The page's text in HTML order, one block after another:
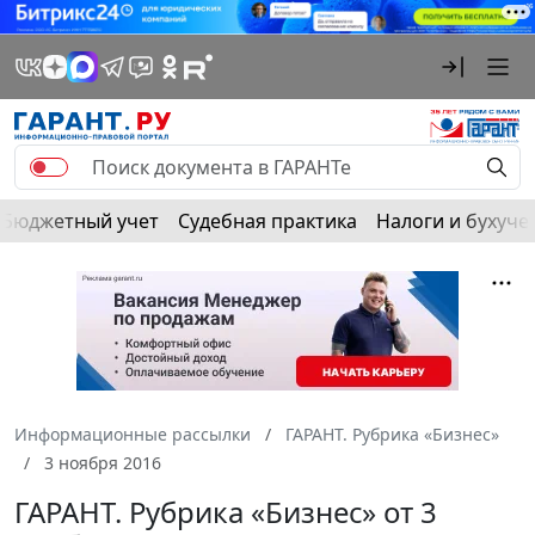
Бюджетный учет Судебная практика Налоги и
Информационные рассылки
ГАРАНТ. Рубрика «Бизнес»
3 ноября 2016
ГАРАНТ. Рубрика «Бизнес» от 3